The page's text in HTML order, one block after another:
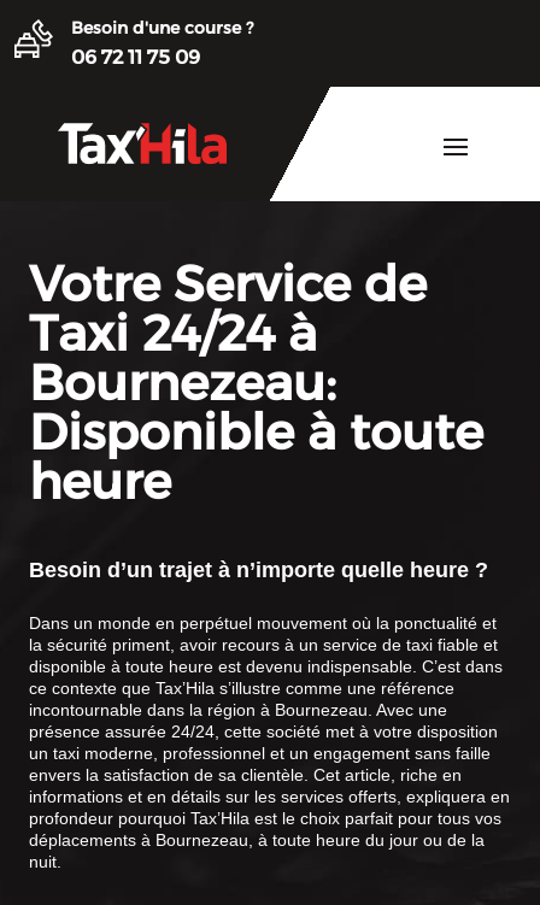
Besoin d'une course ?
06 72 11 75 09
Votre Service de
Taxi 24/24 à
Bournezeau:
Disponible à toute
heure
Besoin d’un trajet à n’importe quelle heure ?
Dans un monde en perpétuel mouvement où la ponctualité et
la sécurité priment, avoir recours à un service de taxi fiable et
disponible à toute heure est devenu indispensable. C’est dans
ce contexte que Tax’Hila s’illustre comme une référence
incontournable dans la région à Bournezeau. Avec une
présence assurée 24/24, cette société met à votre disposition
un taxi moderne, professionnel et un engagement sans faille
envers la satisfaction de sa clientèle. Cet article, riche en
informations et en détails sur les services offerts, expliquera en
profondeur pourquoi Tax’Hila est le choix parfait pour tous vos
déplacements à Bournezeau, à toute heure du jour ou de la
nuit.